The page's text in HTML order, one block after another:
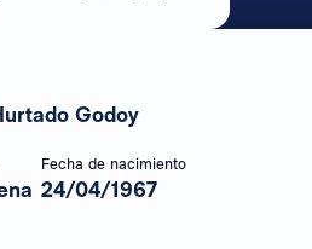
Godoy
Fecha de nacimiento
24/04/1967